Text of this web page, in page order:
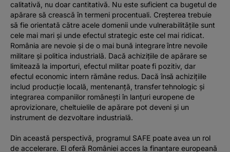
calitativă, nu doar cantitativă. Nu este suficient ca bugetul de
apărare să crească în termeni procentuali. Creșterea trebuie
să fie orientată către acele domenii unde vulnerabilitățile sunt
cele mai mari și unde efectul strategic este cel mai ridicat.
România are nevoie și de o mai bună integrare între nevoile
militare și politica industrială. Dacă achizițiile de apărare se
limitează la importuri, efectul militar poate fi pozitiv, dar
efectul economic intern rămâne redus. Dacă însă achizițiile
includ producție locală, mentenanță, transfer tehnologic și
integrarea companiilor românești în lanțuri europene de
aprovizionare, cheltuielile de apărare pot deveni și un
instrument de dezvoltare industrială.
Din această perspectivă, programul SAFE poate avea un rol
de accelerare. El oferă României acces la finanțare europeană